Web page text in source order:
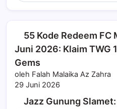
55 Kode Redeem FC
Juni 2026: Klaim TWG
Gems
oleh Falah Malaika Az Zahra
29 Juni 2026
Jazz Gunung